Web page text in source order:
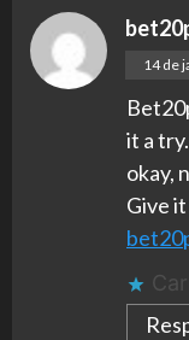
14 de
it a
okay,
Give